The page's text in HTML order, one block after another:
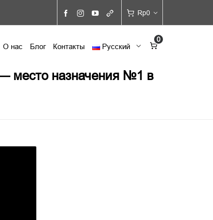
Rp0
О нас Блог Контакты Русский
0
место назначения №1 в